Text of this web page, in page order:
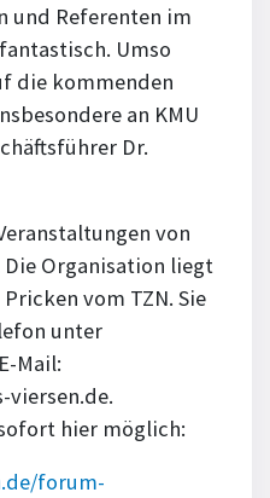
und Referenten im
Umso
die kommenden
an KMU
Dr.
von
Die Organisation liegt
vom TZN. Sie
unter
Mail:
hier möglich:
forum-